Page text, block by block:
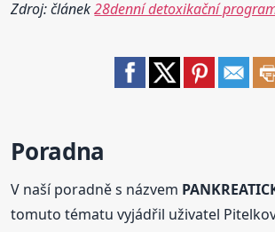
Zdroj: článek28denní detoxikační
Poradna
V naší poradně s názvem
tomuto tématu vyjádřil uživatel